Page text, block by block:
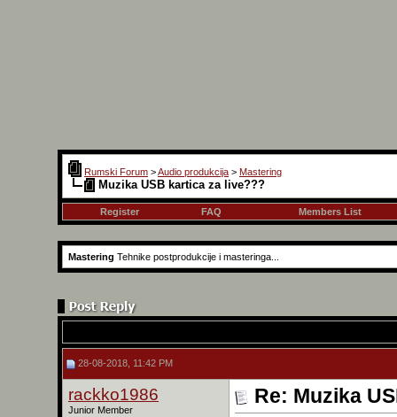
Rumski Forum >Audio produkcija > Mastering
Muzika USB kartica za live???
Register FAQ Members List
Mastering Tehnike postprodukcije i masteringa...
28-08-2018, 11:42 PM
rackko1986
Junior Member
Re: Muzika